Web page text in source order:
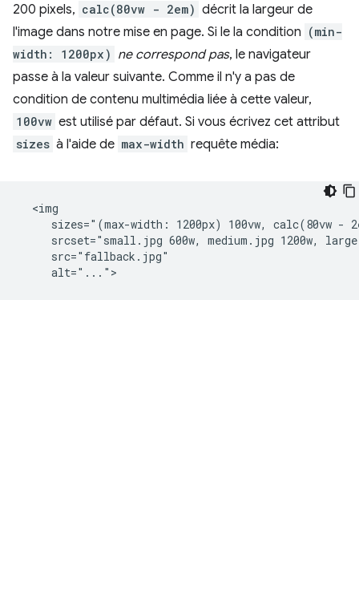
200 pixels, calc(80vw - 2em) décrit la largeur de
l'image dans notre mise en page. Si le la condition (min-
width: 1200px) ne correspond pas, le navigateur
passe à la valeur suivante. Comme il n'y a pas de
condition de contenu multimédia liée à cette valeur,
100vw est utilisé par défaut. Si vous écrivez cet attribut
sizes à l'aide de max-width requête média:
  <img
sizes="(max-width: 1200px) 100vw, calc(80vw -
srcset="small.jpg 600w, medium.jpg 1200w,
     src="fallback.jpg"